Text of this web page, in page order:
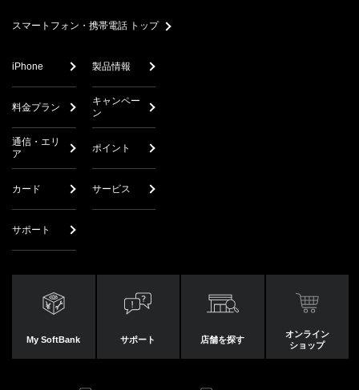
スマートフォン・携帯電話 トップ
iPhone 製品情報
料金プラン
キャンペー
ン
通信・エリ
ア
ポイント
カード サービス
サポート
My SoftBank サポート 店舗を探す
オンライン
ショップ